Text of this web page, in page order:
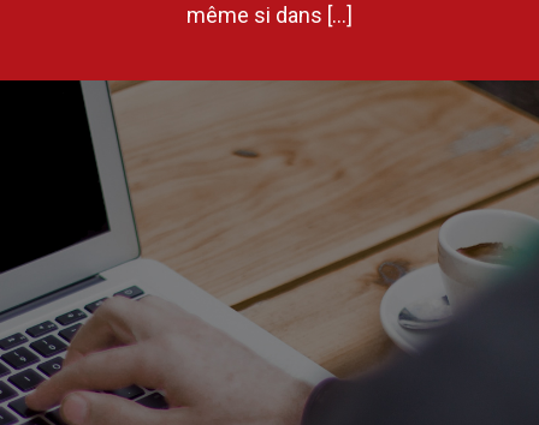
même si dans […]